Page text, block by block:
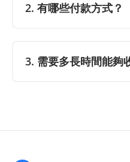
2. 有哪些付款方式？
3. 需要多長時間能夠